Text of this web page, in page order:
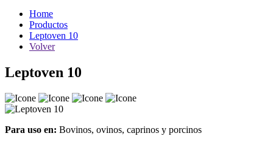
Home
Productos
Leptoven 10
Volver
Leptoven 10
Para uso en: Bovinos, ovinos, caprinos y porcinos